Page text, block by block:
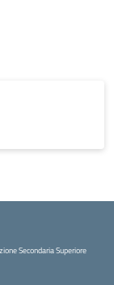
Secondaria Superiore